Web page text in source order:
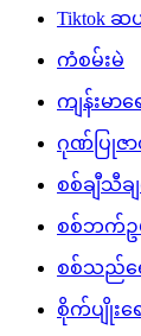
Tiktok ဆ
ကံစမ်းမဲ
ကျန်းမာရ
ဂုဏ်ပြုဇာ
စစ်ချီသီချ
စစ်ဘက်ဥ
စစ်သည်ရေ
စိုက်ပျိုးရ